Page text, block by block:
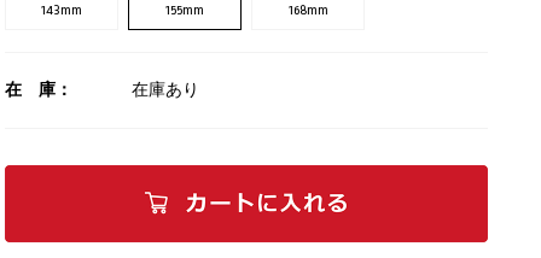
143mm 155mm 168mm
在 庫： 在庫あり